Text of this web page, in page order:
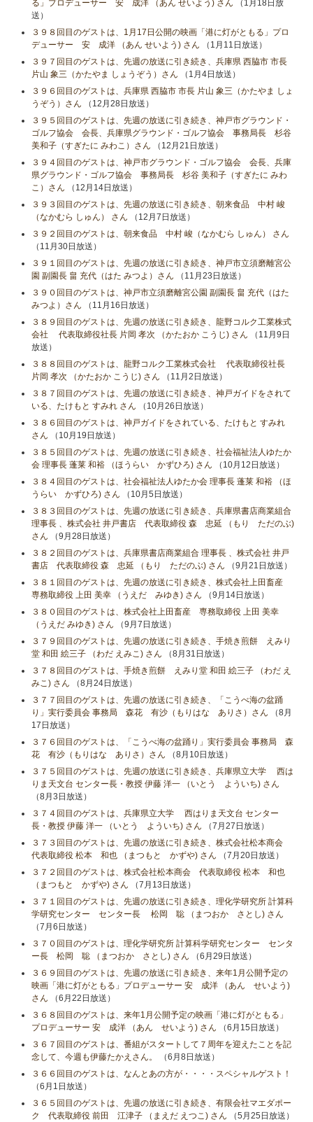
る」プロデューサー 安 成洋 （あん せいよう) さん （1月18日放
送）
３９８回目のゲストは、1月17日公開の映画「港に灯がともる」プロ
デューサー 安 成洋 （あん せいよう) さん （1月11日放送）
３９７回目のゲストは、先週の放送に引き続き、兵庫県 西脇市 市長
片山 象三（かたやま しょうぞう）さん （1月4日放送）
３９６回目のゲストは、兵庫県 西脇市 市長 片山 象三（かたやま しょ
うぞう）さん （12月28日放送）
３９５回目のゲストは、先週の放送に引き続き、神戸市グラウンド・
ゴルフ協会 会長、兵庫県グラウンド・ゴルフ協会 事務局長 杉谷
美和子（すぎたに みわこ）さん （12月21日放送）
３９４回目のゲストは、神戸市グラウンド・ゴルフ協会 会長、兵庫
県グラウンド・ゴルフ協会 事務局長 杉谷 美和子（すぎたに みわ
こ）さん （12月14日放送）
３９３回目のゲストは、先週の放送に引き続き、朝来食品 中村 峻
（なかむら しゅん） さん （12月7日放送）
３９２回目のゲストは、朝来食品 中村 峻（なかむら しゅん） さん
（11月30日放送）
３９１回目のゲストは、先週の放送に引き続き、神戸市立須磨離宮公
園 副園長 畠 充代（はた みつよ）さん （11月23日放送）
３９０回目のゲストは、神戸市立須磨離宮公園 副園長 畠 充代（はた
みつよ）さん （11月16日放送）
３８９回目のゲストは、先週の放送に引き続き、龍野コルク工業株式
会社 代表取締役社長 片岡 孝次 （かたおか こうじ) さん （11月9日
放送）
３８８回目のゲストは、龍野コルク工業株式会社 代表取締役社長
片岡 孝次 （かたおか こうじ) さん （11月2日放送）
３８７回目のゲストは、先週の放送に引き続き、神戸ガイドをされて
いる、たけもと すみれ さん （10月26日放送）
３８６回目のゲストは、神戸ガイドをされている、たけもと すみれ
さん （10月19日放送）
３８５回目のゲストは、先週の放送に引き続き、社会福祉法人ゆたか
会 理事長 蓬莱 和裕 （ほうらい かずひろ) さん （10月12日放送）
３８４回目のゲストは、社会福祉法人ゆたか会 理事長 蓬莱 和裕 （ほ
うらい かずひろ) さん （10月5日放送）
３８３回目のゲストは、先週の放送に引き続き、兵庫県書店商業組合
理事長 、株式会社 井戸書店 代表取締役 森 忠延 （もり ただのぶ)
さん （9月28日放送）
３８２回目のゲストは、兵庫県書店商業組合 理事長 、株式会社 井戸
書店 代表取締役 森 忠延 （もり ただのぶ) さん （9月21日放送）
３８１回目のゲストは、先週の放送に引き続き、株式会社上田畜産
専務取締役 上田 美幸 （うえだ みゆき) さん （9月14日放送）
３８０回目のゲストは、株式会社上田畜産 専務取締役 上田 美幸
（うえだ みゆき) さん （9月7日放送）
３７９回目のゲストは、先週の放送に引き続き、手焼き煎餅 えみり
堂 和田 絵三子 （わだ えみこ) さん （8月31日放送）
３７８回目のゲストは、手焼き煎餅 えみり堂 和田 絵三子 （わだ え
みこ) さん （8月24日放送）
３７７回目のゲストは、先週の放送に引き続き、「こうべ海の盆踊
り」実行委員会 事務局 森花 有沙（もりはな ありさ）さん （8月
17日放送）
３７６回目のゲストは、「こうべ海の盆踊り」実行委員会 事務局 森
花 有沙（もりはな ありさ）さん （8月10日放送）
３７５回目のゲストは、先週の放送に引き続き、兵庫県立大学 西は
りま天文台 センター長・教授 伊藤 洋一 （いとう よういち) さん
（8月3日放送）
３７４回目のゲストは、兵庫県立大学 西はりま天文台 センター
長・教授 伊藤 洋一 （いとう よういち) さん （7月27日放送）
３７３回目のゲストは、先週の放送に引き続き、株式会社松本商会
代表取締役 松本 和也 （まつもと かずや) さん （7月20日放送）
３７２回目のゲストは、株式会社松本商会 代表取締役 松本 和也
（まつもと かずや) さん （7月13日放送）
３７１回目のゲストは、先週の放送に引き続き、理化学研究所 計算科
学研究センター センター長 松岡 聡 （まつおか さとし) さん
（7月6日放送）
３７０回目のゲストは、理化学研究所 計算科学研究センター センタ
ー長 松岡 聡 （まつおか さとし) さん （6月29日放送）
３６９回目のゲストは、先週の放送に引き続き、来年1月公開予定の
映画「港に灯がともる」プロデューサー 安 成洋 （あん せいよう)
さん （6月22日放送）
３６８回目のゲストは、来年1月公開予定の映画「港に灯がともる」
プロデューサー 安 成洋 （あん せいよう) さん （6月15日放送）
３６７回目のゲストは、番組がスタートして７周年を迎えたことを記
念して、今週も伊藤たかえさん。
（6月8日放送）
３６６回目のゲストは、なんとあの方が・・・・スペシャルゲスト！
（6月1日放送）
３６５回目のゲストは、先週の放送に引き続き、有限会社マエダポー
ク 代表取締役 前田 江津子 （まえだ えつこ) さん （5月25日放送）